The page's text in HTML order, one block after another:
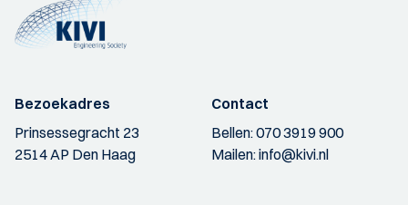
Bezoekadres
Prinsessegracht 23
2514 AP Den Haag
Contact
Bellen:070 3919 900
Mailen:info@kivi.nl